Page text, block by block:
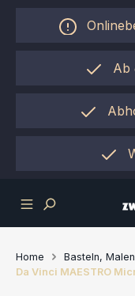
Zum Hauptinhalt
Ab
Home Basteln,
Da Vinci MAESTRO